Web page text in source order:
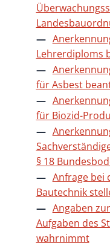
Lehrerdiploms
für Asbest
für Biozid-
§ 18
Anfrage bei
Bautechnik
Angaben
Aufgaben des
wahrnimmt